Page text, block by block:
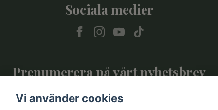
Sociala medier
Prenumerera på vårt nyhetsbrev
Vi använder cookies